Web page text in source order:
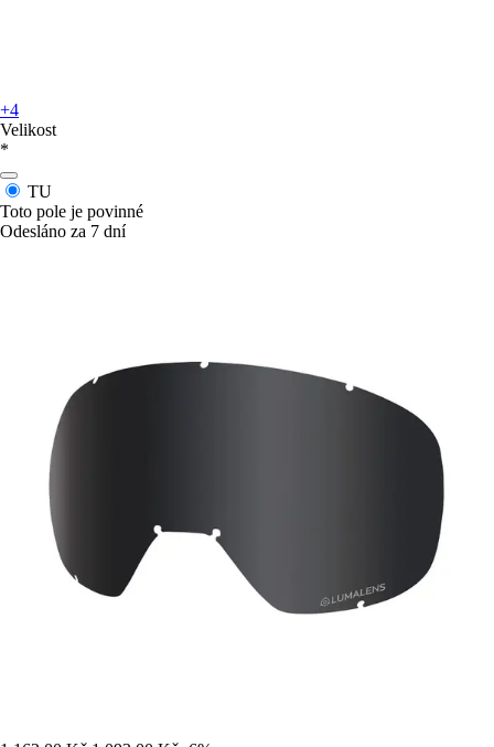
+4
Velikost
*
TU
Toto pole je povinné
Odesláno za 7 dní